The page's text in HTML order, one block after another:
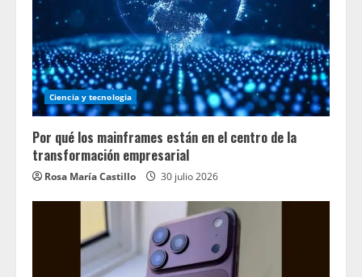
Ciencia y tecnologia
Por qué los mainframes están en el centro de la
transformación empresarial
Rosa María Castillo 30 julio 2026